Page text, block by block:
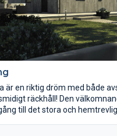
är en riktig dröm med både
räckhåll! Den
till det stora och